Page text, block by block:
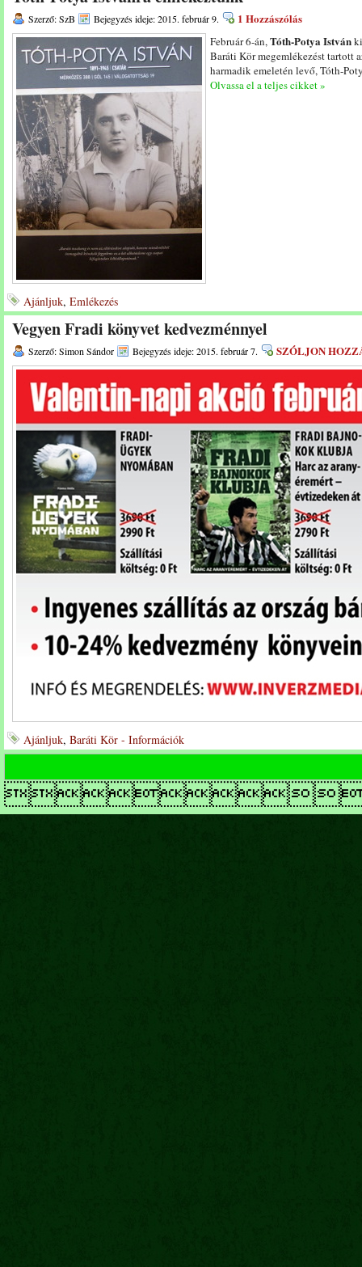
Szerző: SzB Bejegyzés ideje: 2015. február 9. 1 Hozzászólás
Február 6-án,Tóth-Potya István
Baráti Kör megemlékezést tartott
harmadik emeletén levő, Tóth-
Olvassa el a teljes cikket »
Ajánljuk, Emlékezés
Vegyen Fradi könyvet kedvezménnyel
Szerző: Simon Sándor Bejegyzés ideje: 2015. február 7. SZÓLJON
Ajánljuk, Baráti Kör - Információk